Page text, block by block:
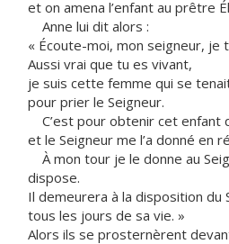
et on amena l’enfant au prêtre
Anne lui dit alors :
« Écoute-moi, mon seigneur, je
Aussi vrai que tu es vivant,
je suis cette femme qui se
pour prier le Seigneur.
C’est pour obtenir cet enfant
et le Seigneur me l’a donné en
À mon tour je le donne au
dispose.
Il demeurera à la disposition du
tous les jours de sa vie. »
Alors ils se prosternèrent